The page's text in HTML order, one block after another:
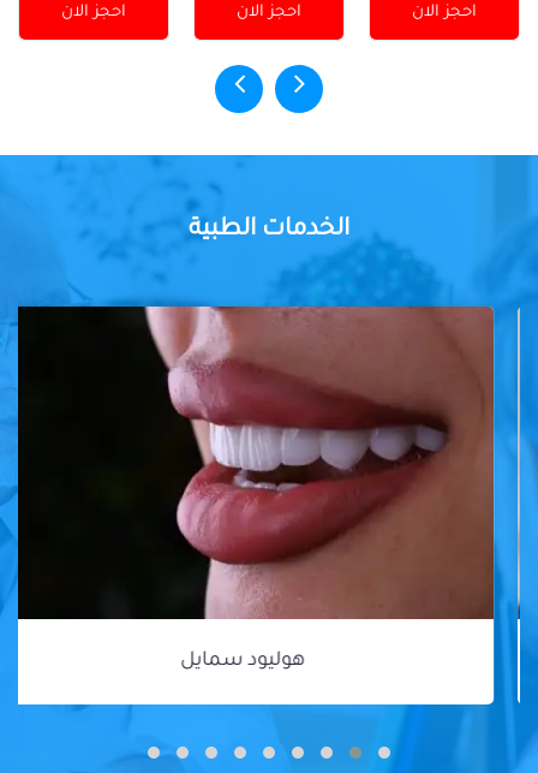
احجز الان احجز الان احجز الان
الخدمات الطبية
هوليود سمايل